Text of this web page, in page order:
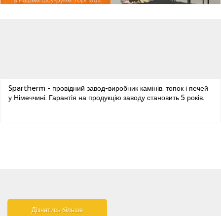
Spartherm - провідний завод-виробник камінів, топок і печей
у Німеччині. Гарантія на продукцію заводу становить 5 років.
Дізнатись більше